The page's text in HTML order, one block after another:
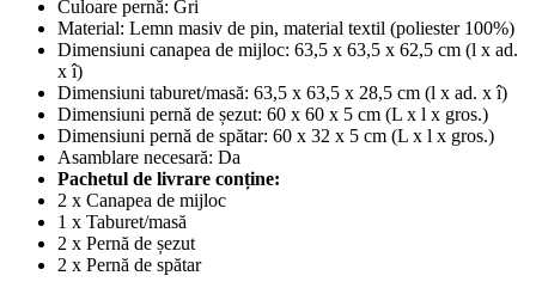
Culoare pernă: Gri
Material: Lemn masiv de pin, material textil (poliester 100%)
Dimensiuni canapea de mijloc: 63,5 x 63,5 x 62,5 cm (l x ad.
x î)
Dimensiuni taburet/masă: 63,5 x 63,5 x 28,5 cm (l x ad. x î)
Dimensiuni pernă de șezut: 60 x 60 x 5 cm (L x l x gros.)
Dimensiuni pernă de spătar: 60 x 32 x 5 cm (L x l x gros.)
Asamblare necesară: Da
Pachetul de livrare conține:
2 x Canapea de mijloc
1 x Taburet/masă
2 x Pernă de șezut
2 x Pernă de spătar